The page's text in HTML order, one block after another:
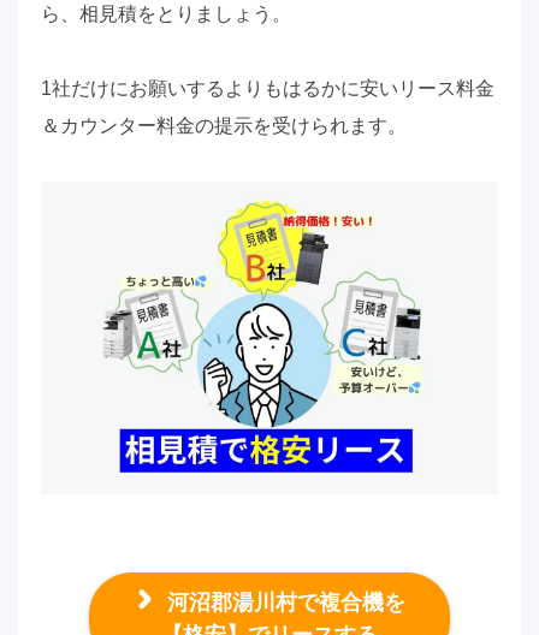
ら、相見積をとりましょう。
1社だけにお願いするよりもはるかに安いリース料金
＆カウンター料金の提示を受けられます。
河沼郡湯川村で複合機を